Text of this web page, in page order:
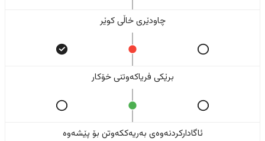
چاودێری خاڵی کوێر
برێکی فریاکەوتنی خۆکار
ئاگادارکردنەوەی بەریەککەوتن بۆ پێشەوە